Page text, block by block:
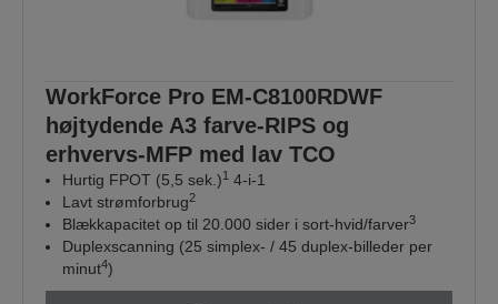
WorkForce Pro EM-C8100RDWF
højtydende A3 farve-RIPS og
erhvervs-MFP med lav TCO
Hurtig FPOT (5,5 sek.)1 4-i-1
Lavt strømforbrug2
Blækkapacitet op til 20.000 sider i sort-hvid/farver3
Duplexscanning (25 simplex- / 45 duplex-billeder per
minut4)